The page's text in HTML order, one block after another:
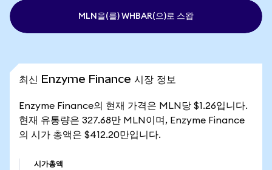
MLN을(를) WHBAR(으)로 스왑
최신 Enzyme Finance 시장 정보
Enzyme Finance의 현재 가격은 MLN당 $1.26입니다.
현재 유통량은 327.68만 MLN이며, Enzyme Finance
의 시가 총액은 $412.20만입니다.
시가총액